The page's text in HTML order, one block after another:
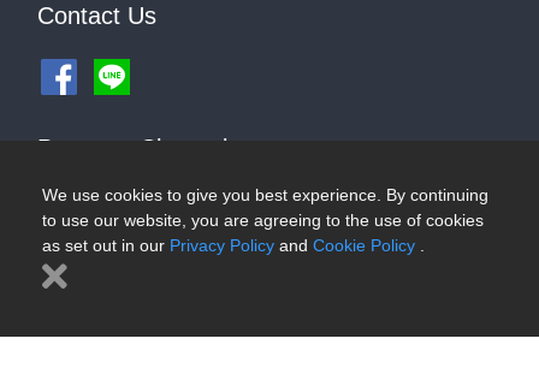
We use cookies to give you best experience. By continuing
to use our website, you are agreeing to the use of cookies
as set out in our Privacy Policy and Cookie Policy
Contact Us
Payment Channel